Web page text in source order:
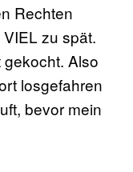
Rechten
zu spät.
Also
losgefahren
bevor mein